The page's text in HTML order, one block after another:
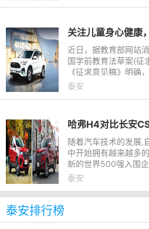
近日，据教育部网站
国学前教育法草案(征
《征求意见稿》明确
育内容，不得开展违
泰安
随着汽车技术的发展,
中开始拥有越来越多
新的世界500强入围
有7家是中国车企,自
泰安
泰安排行榜